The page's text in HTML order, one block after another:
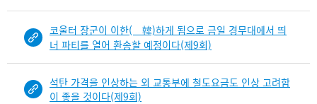
코울터 장군이 이한(離韓)하게 됨으로 금일 경무대에서 띄
너 파티를 열어 환송할 예정이다(제9회)
석탄 가격을 인상하는 외 교통부에 철도요금도 인상 고려함
이 좋을 것이다(제9회)